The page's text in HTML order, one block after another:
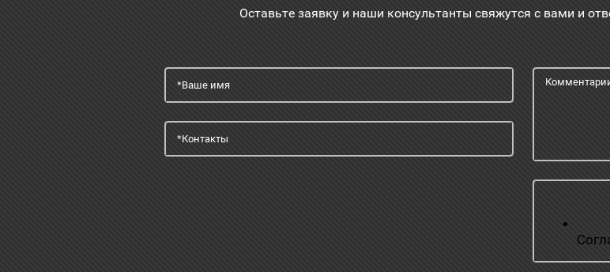
Оставьте заявку и наши консультанты свяжутся с вами и